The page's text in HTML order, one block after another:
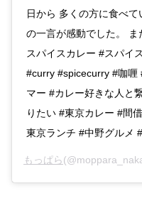
日から 多くの方に食べ
の一言が感動でした。
スパイスカレー #スパイ
#curry #spicecurry #咖喱
マー #カレー好きな人と
りたい #東京カレー #間
東京ランチ #中野グルメ
もっぱら